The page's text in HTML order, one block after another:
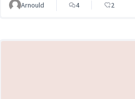
Arnould 4 2